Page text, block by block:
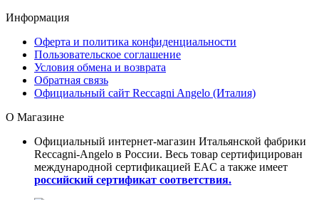
Информация
Оферта и политика конфиденциальности
Пользовательское соглашение
Условия обмена и возврата
Обратная связь
Официальный сайт Reccagni Angelo (Италия)
О Магазине
Официальный интернет-магазин Итальянской фабрики
Reccagni-Angelo в России. Весь товар сертифицирован
международной сертификацией EAC а также имеет
российский сертификат соответствия.